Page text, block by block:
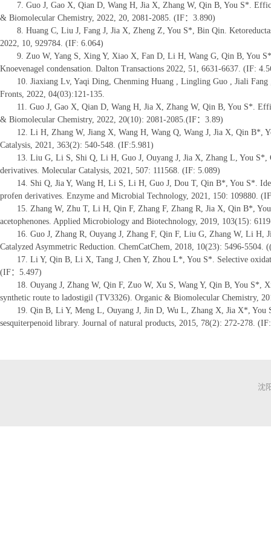
7. Guo J, Gao X, Qian D, Wang H, Jia X, Zhang W, Qin B, You S*.
& Biomolecular Chemistry, 2022, 20, 2081-2085. (IF：3.890)
8. Huang C, Liu J, Fang J, Jia X, Zheng Z, You S*, Bin Qin.
2022, 10, 929784. (IF: 6.064)
9. Zuo W, Yang S, Xing Y, Xiao X, Fan D, Li H, Wang G, Qin B, You
Knoevenagel condensation. Dalton Transactions 2022, 51, 6631-6637. (IF:
10. Jiaxiang Lv, Yaqi Ding, Chenming Huang , Lingling Guo , Jiali Fang
Fronts, 2022, 04(03):121-135.
11. Guo J, Gao X, Qian D, Wang H, Jia X, Zhang W, Qin B, You S*.
& Biomolecular Chemistry, 2022, 20(10): 2081-2085.(IF：3.89)
12. Li H, Zhang W, Jiang X, Wang H, Wang Q, Wang J, Jia X, Qin B*,
Catalysis, 2021, 363(2): 540-548. (IF:5.981)
13. Liu G, Li S, Shi Q, Li H, Guo J, Ouyang J, Jia X, Zhang L, You
derivatives. Molecular Catalysis, 2021, 507: 111568. (IF: 5.089)
14. Shi Q, Jia Y, Wang H, Li S, Li H, Guo J, Dou T, Qin B*, You S*.
profen derivatives. Enzyme and Microbial Technology, 2021, 150: 109880.
15. Zhang W, Zhu T, Li H, Qin F, Zhang F, Zhang R, Jia X, Qin B*,
acetophenones. Applied Microbiology and Biotechnology, 2019, 103(15):
16. Guo J, Zhang R, Ouyang J, Zhang F, Qin F, Liu G, Zhang W, Li H,
Catalyzed Asymmetric Reduction. ChemCatChem, 2018, 10(23): 5496-5504.
17. Li Y, Qin B, Li X, Tang J, Chen Y, Zhou L*, You S*. Selective
(IF：5.497)
18. Ouyang J, Zhang W, Qin F, Zuo W, Xu S, Wang Y, Qin B, You S*,
synthetic route to ladostigil (TV3326). Organic & Biomolecular Chemistry,
19. Qin B, Li Y, Meng L, Ouyang J, Jin D, Wu L, Zhang X, Jia X*, You
sesquiterpenoid library. Journal of natural products, 2015, 78(2): 272-278.
沈